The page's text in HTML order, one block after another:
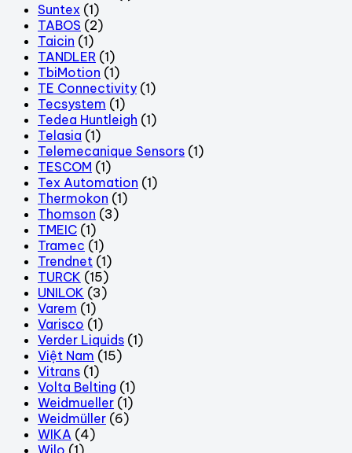
Suntex (1)
TABOS (2)
Taicin (1)
TANDLER (1)
TbiMotion (1)
TE Connectivity (1)
Tecsystem (1)
Tedea Huntleigh (1)
Telasia (1)
Telemecanique Sensors (1)
TESCOM (1)
Tex Automation (1)
Thermokon (1)
Thomson (3)
TMEIC (1)
Tramec (1)
Trendnet (1)
TURCK (15)
UNILOK (3)
Varem (1)
Varisco (1)
Verder Liquids (1)
Việt Nam (15)
Vitrans (1)
Volta Belting (1)
Weidmueller (1)
Weidmüller (6)
WIKA (4)
Wilo (1)